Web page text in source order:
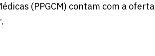
(PPGCM) contam com a oferta